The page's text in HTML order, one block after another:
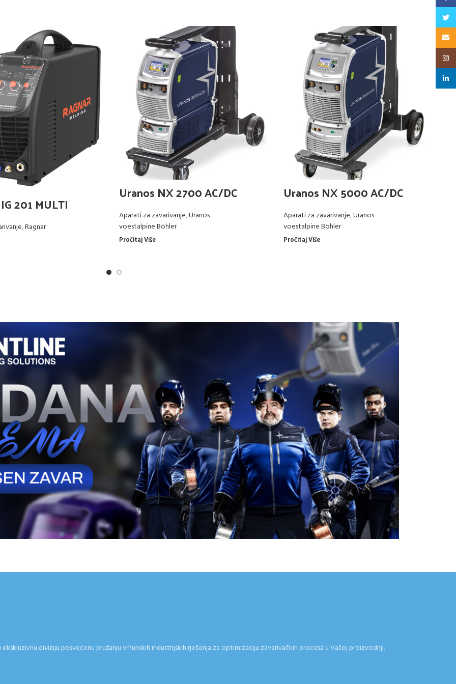
201 MULTI
,Ragnar
Uranos NX 2700 AC/DC
Aparati za zavarivanje,Uranos
voestalpine Böhler
Pročitaj Više
Uranos NX 5000 AC/DC
Aparati za zavarivanje,Uranos
voestalpine Böhler
Pročitaj Više
diviziju posvećenu pružanju vrhunskih industrijskih rješenja za optimizaciju zavarivačkih procesa u Vašoj proizvodnji.
Email